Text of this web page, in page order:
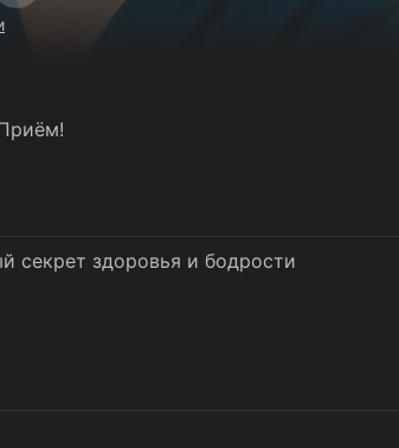
секрет здоровья и бодрости